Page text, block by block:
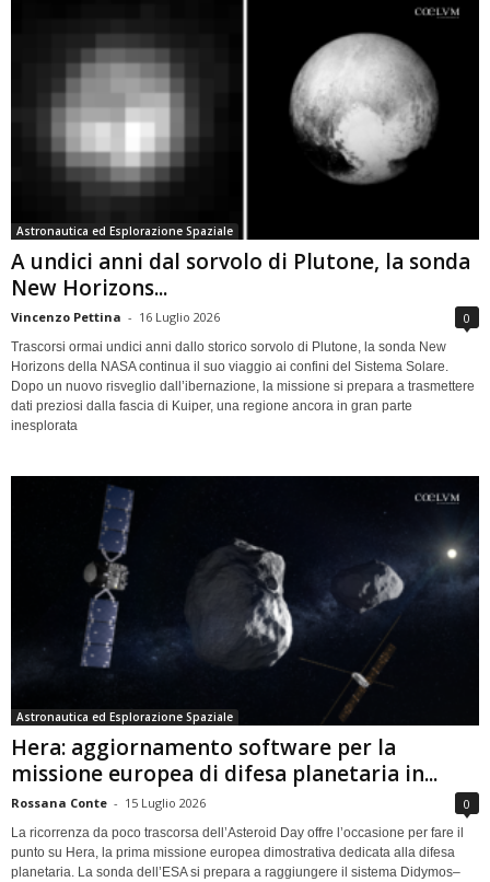
Astronautica ed Esplorazione Spaziale
A undici anni dal sorvolo di Plutone, la sonda
New Horizons...
Vincenzo Pettina - 16 Luglio 2026 0
Trascorsi ormai undici anni dallo storico sorvolo di Plutone, la sonda New
Horizons della NASA continua il suo viaggio ai confini del Sistema Solare.
Dopo un nuovo risveglio dall’ibernazione, la missione si prepara a trasmettere
dati preziosi dalla fascia di Kuiper, una regione ancora in gran parte
inesplorata
Astronautica ed Esplorazione Spaziale
Hera: aggiornamento software per la
missione europea di difesa planetaria in...
Rossana Conte - 15 Luglio 2026 0
La ricorrenza da poco trascorsa dell’Asteroid Day offre l’occasione per fare il
punto su Hera, la prima missione europea dimostrativa dedicata alla difesa
planetaria. La sonda dell’ESA si prepara a raggiungere il sistema Didymos–